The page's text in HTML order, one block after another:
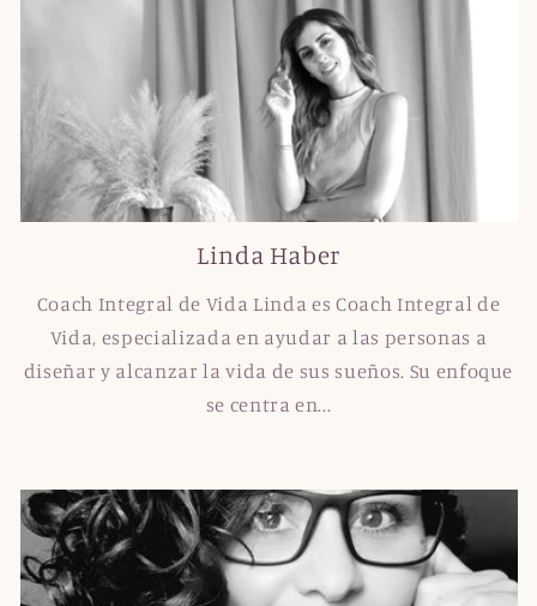
Linda Haber
Coach Integral de Vida Linda es Coach Integral de
Vida, especializada en ayudar a las personas a
diseñar y alcanzar la vida de sus sueños. Su enfoque
se centra en...